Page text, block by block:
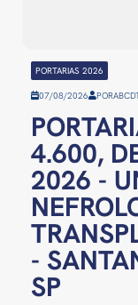
PORTARIAS 2026
07/08/2026 POR
4.600,
2026 -
-
SP